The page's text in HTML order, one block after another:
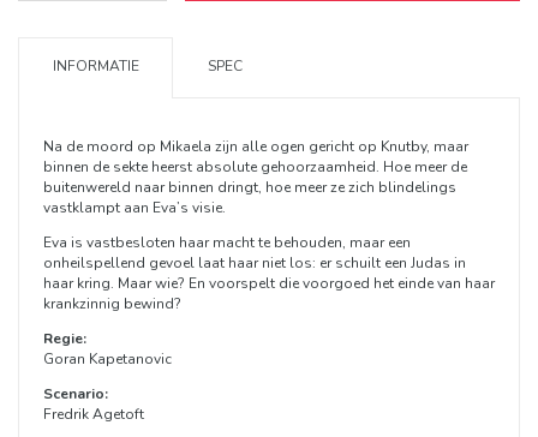
INFORMATIE SPEC
Na de moord op Mikaela zijn alle ogen gericht op Knutby, maar
binnen de sekte heerst absolute gehoorzaamheid. Hoe meer de
buitenwereld naar binnen dringt, hoe meer ze zich blindelings
vastklampt aan Eva’s visie.
Eva is vastbesloten haar macht te behouden, maar een
onheilspellend gevoel laat haar niet los: er schuilt een Judas in
haar kring. Maar wie? En voorspelt die voorgoed het einde van haar
krankzinnig bewind?
Regie:
Goran Kapetanovic
Scenario:
Fredrik Agetoft